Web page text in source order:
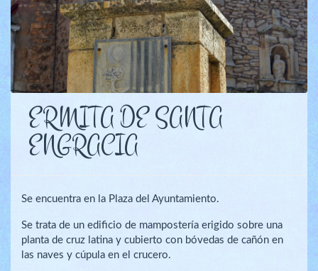
ERMITA DE SANTA
ENGRACIA
Se encuentra en la Plaza del Ayuntamiento.
Se trata de un edificio de mampostería erigido sobre una
planta de cruz latina y cubierto con bóvedas de cañón en
las naves y cúpula en el crucero.